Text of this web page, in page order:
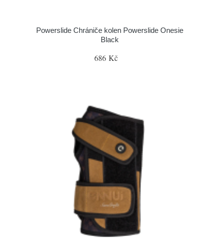
Powerslide Chrániče kolen Powerslide Onesie
Black
686 Kč